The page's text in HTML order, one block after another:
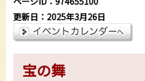
か
ら
更新日：2025年3月26日
宝の舞